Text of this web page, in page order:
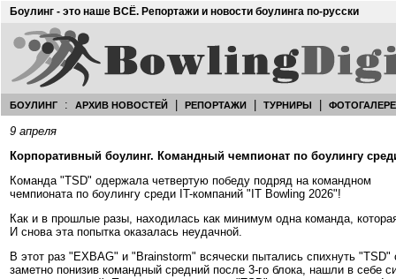
Боулинг - это наше ВСЁ. Репортажи и новости боулинга по-русски
БОУЛИНГ : АРХИВ НОВОСТЕЙ РЕПОРТАЖИ ТУРНИРЫ
9 апреля
Корпоративный боулинг. Командный чемпионат по боулингу
Команда "TSD" одержала четвертую победу подряд на командном
чемпионата по боулингу среди IT-компаний "IT Bowling 2026"!
Как и в прошлые разы, находилась как минимум одна команда,
И снова эта попытка оказалась неудачной.
В этот раз "EXBAG" и "Brainstorm" всячески пытались спихнуть
заметно понизив командный средний после 3-го блока, нашли в себе